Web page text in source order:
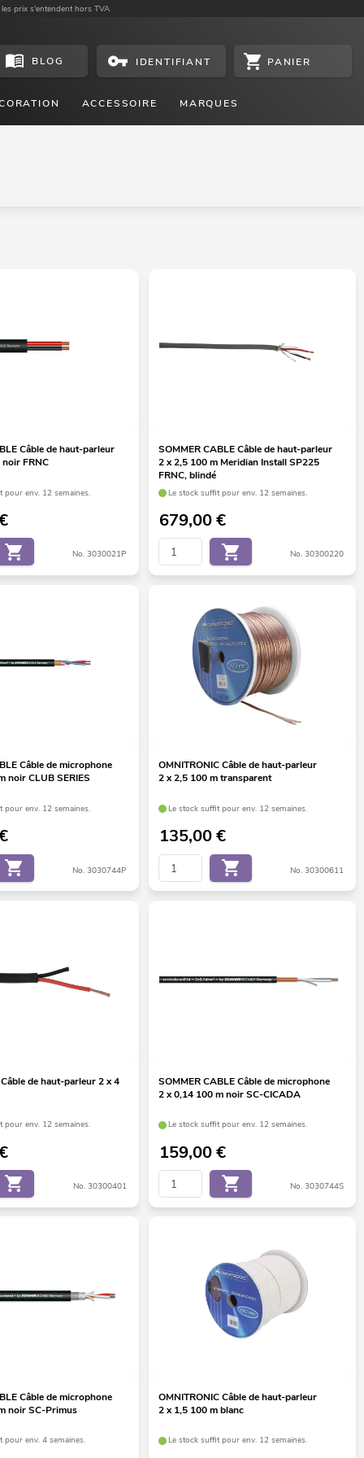
prix s'entendent hors TVA
BLOG IDENTIFIANT PANIER
ACCESSOIRE MARQUES
Câble de haut-parleur
FRNC
pour env. 12 semaines.
No. 3030021P
SOMMER CABLE Câble de haut-parleur
2 x 2,5 100 m Meridian Install SP225
FRNC, blindé
Le stock suffit pour env. 12 semaines.
679,00€
No. 30300220
Câble de microphone
noir CLUB SERIES
pour env. 12 semaines.
No. 3030744P
OMNITRONIC Câble de haut-parleur
2 x 2,5 100 m transparent
Le stock suffit pour env. 12 semaines.
135,00€
No. 30300611
de haut-parleur 2 x 4
pour env. 12 semaines.
No. 30300401
SOMMER CABLE Câble de microphone
2 x 0,14 100 m noir SC-CICADA
Le stock suffit pour env. 12 semaines.
159,00€
No. 3030744S
Câble de microphone
noir SC-Primus
pour env. 4 semaines.
OMNITRONIC Câble de haut-parleur
2 x 1,5 100 m blanc
Le stock suffit pour env. 12 semaines.